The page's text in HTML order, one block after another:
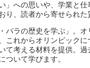
」への思いや、学業と
り、読者から寄せられた
パラの歴史を学ぶ」。
これからオリンピック
て考える材料を提供。
ついて学びます。